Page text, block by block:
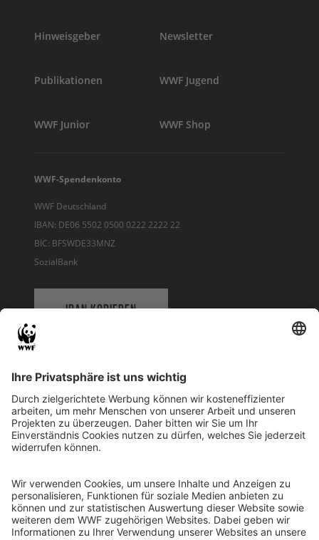
Hinweisgeber Newsletter
Publikationen WWF Jugend
WWF Junior WWF Shop
WWF-Spendenkonto
WWF Deutschland
IBAN: DE06 5502 0500 0222 2222 22
BIC: BFSWDE33MNZ
SozialBank
IBAN KOPIEREN
WWF Deutschland
Reinhardtstr. 18
10117 Berlin
Ihre Spende kann steuerlich geltend gemacht werden
Registriert als Stiftung WWF Deutschland, Senatsverwaltung für